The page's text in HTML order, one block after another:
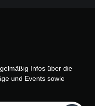
Infos über die
und Events sowie